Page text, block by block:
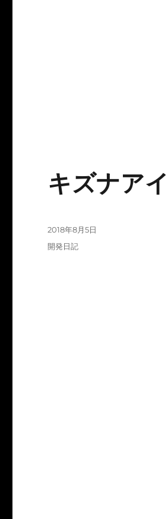
キズナア
投
稿
2018年8月5日
カ
開発日記